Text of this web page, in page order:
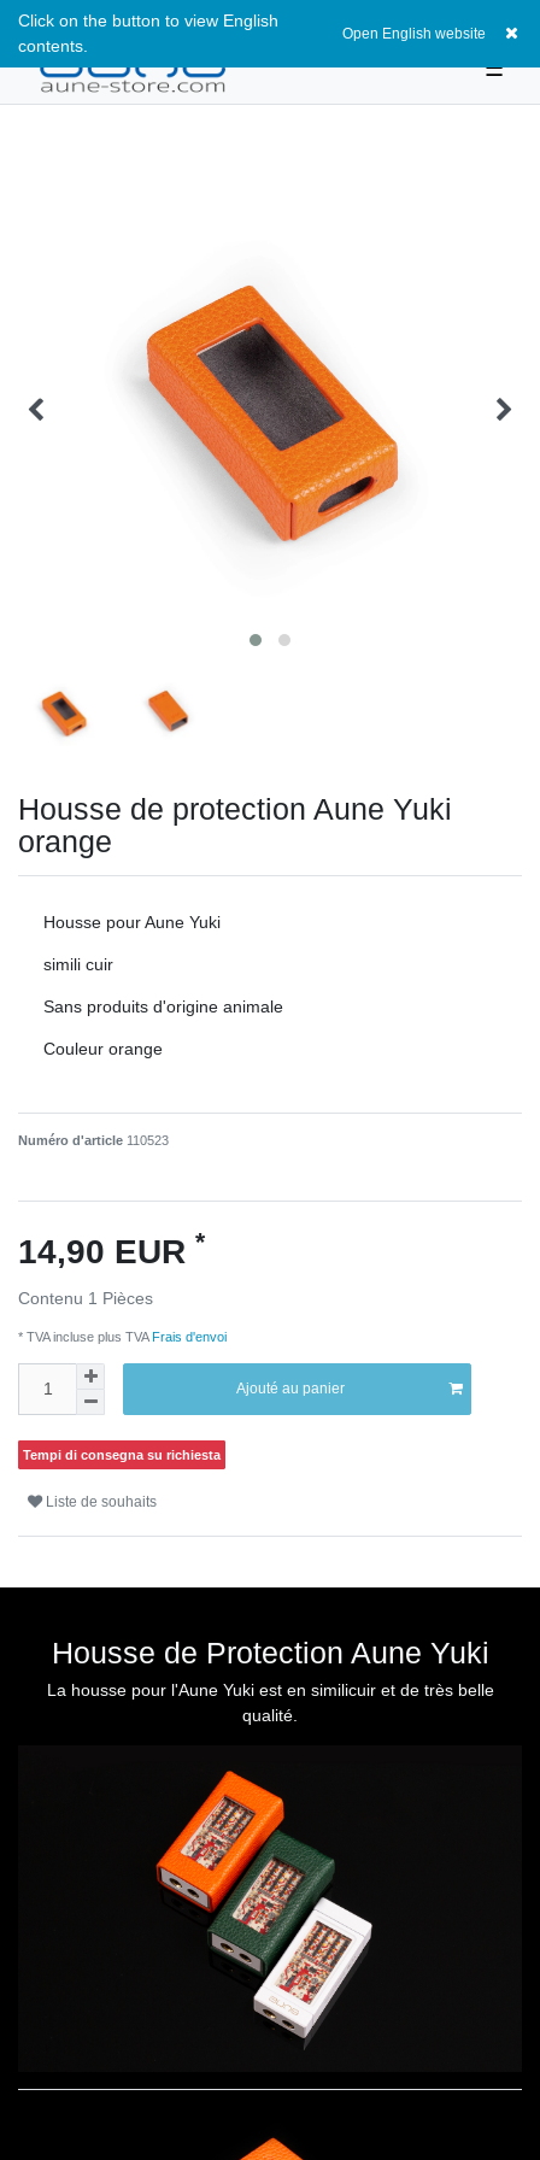
☰
Click on the button to view English
contents.
Open English website
Housse de protection Aune Yuki
orange
Housse pour Aune Yuki
simili cuir
Sans produits d'origine animale
Couleur orange
Numéro d'article 110523
14,90 EUR *
Contenu 1 Pièces
* TVA incluse plus TVAFrais d'envoi
Ajouté au panier
Tempi di consegna su richiesta
Liste de souhaits
Housse de Protection Aune Yuki
La housse pour l'Aune Yuki est en similicuir et de très belle
qualité.